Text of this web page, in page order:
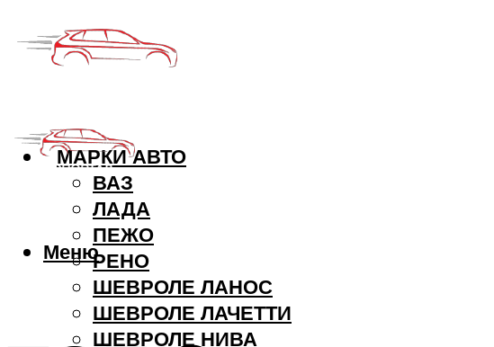
МАРКИ АВТО
ВАЗ
ЛАДА
ПЕЖО
РЕНО
ШЕВРОЛЕ ЛАНОС
ШЕВРОЛЕ ЛАЧЕТТИ
ШЕВРОЛЕ НИВА
Меню